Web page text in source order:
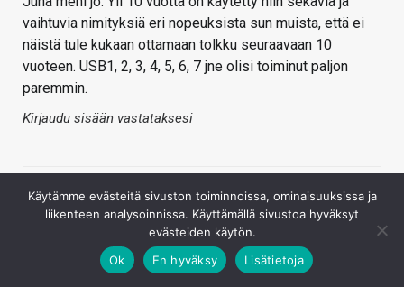
vaihtuvia nimityksiä eri nopeuksista sun muista, että ei
näistä tule kukaan ottamaan tolkku seuraavaan 10
vuoteen. USB1, 2, 3, 4, 5, 6, 7 jne olisi toiminut paljon
paremmin.
Kirjaudu sisään vastataksesi
Käytämme evästeitä sivuston toiminnoissa, ominaisuuksissa ja
liikenteen analysoinnissa. Käyttämällä sivustoa hyväksyt
evästeiden käytön.
Ok
En hyväksy Lisätietoja